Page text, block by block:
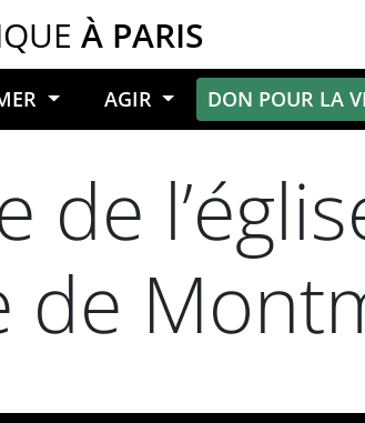
À PARIS
AGIR DON POUR LA
de
de